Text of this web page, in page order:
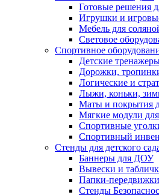
Готовые решения
Игрушки и
Мебель для
Световое
Спортивное
Детские
Дорожки,
Логические и
Лыжи, коньки,
Маты и покрытия
Мягкие модули
Спортивные
Спортивный
Стенды для детского
Баннеры для ДОУ
Вывески и
Папки-
Стенды